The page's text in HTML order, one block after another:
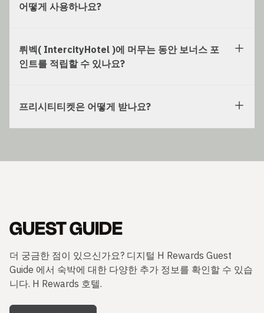
어떻게 사용하나요?
뤼벡( IntercityHotel )에 머무는 동안 보너스 포
인트를 적립할 수 있나요?
프리시티티켓은 어떻게 받나요?
GUEST GUIDE
더 궁금한 점이 있으신가요? 디지털 H Rewards Guest
Guide 에서 숙박에 대한 다양한 추가 정보를 확인할 수 있습
니다. H Rewards 호텔.